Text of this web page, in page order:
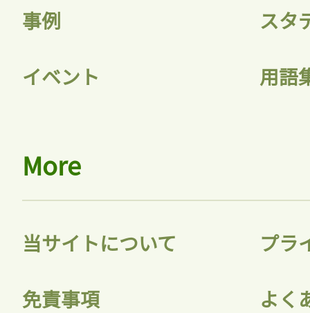
会員登録
事例 スタ
イベント 用語
More
当サイトについて プラ
免責事項 よく